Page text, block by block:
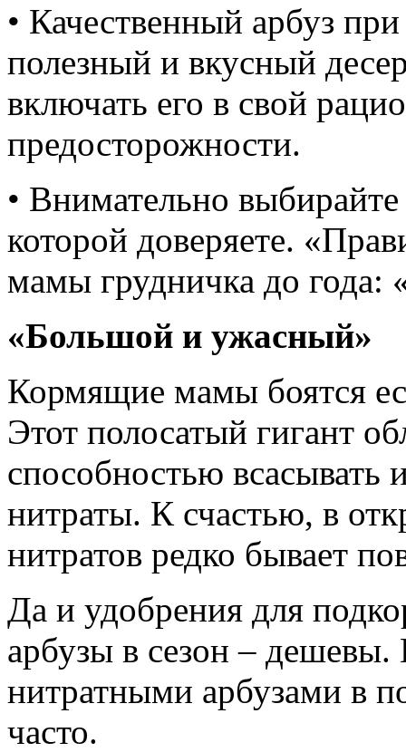
• Качественный арбуз
полезный и вкусный
включать его в свой
предосторожности.
• Внимательно выбирайте
которой доверяете.
мамы грудничка до года:
«Большой и ужасный»
Кормящие мамы боятся
Этот полосатый гигант
способностью всасывать
нитраты. К счастью, в
нитратов редко бывает
Да и удобрения для
арбузы в сезон –
нитратными арбузами в
часто.